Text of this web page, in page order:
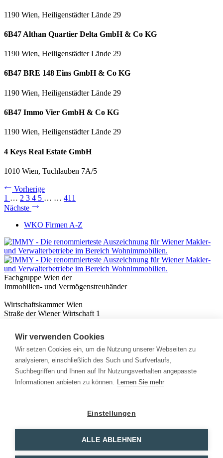
1190 Wien, Heiligenstädter Lände 29
6B47 Althan Quartier Delta GmbH & Co KG
1190 Wien, Heiligenstädter Lände 29
6B47 BRE 148 Eins GmbH & Co KG
1190 Wien, Heiligenstädter Lände 29
6B47 Immo Vier GmbH & Co KG
1190 Wien, Heiligenstädter Lände 29
4 Keys Real Estate GmbH
1010 Wien, Tuchlauben 7A/5
Vorherige
1 … 2 3 4 5 … … 411
Nächste
WKO Firmen A-Z
Fachgruppe Wien der
Immobilien- und Vermögenstreuhänder
Wirtschaftskammer Wien
Straße der Wiener Wirtschaft 1
Nützliches
Immobilienwissen
Formulare & Rechner
Expert:innen
Info
Wir verwenden Cookies
Wir setzen Cookies ein, um die Nutzung unserer Webseiten zu
analysieren, einschließlich des Such und Surfverlaufs,
Suchbegriffen und Ihnen auf Ihr Nutzungsverhalten angepasste
Informationen anbieten zu können. Lernen Sie mehr
Einstellungen
ALLE ABLEHNEN